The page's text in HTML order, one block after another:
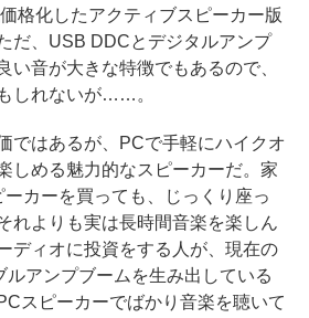
格化したアクティブスピーカー版
だ、USB DDCとデジタルアンプ
い音が大きな特徴でもあるので、
しれないが……。
ではあるが、PCで手軽にハイクオ
しめる魅力的なスピーカーだ。家
カーを買っても、じっくり座っ
れよりも実は長時間音楽を楽しん
ディオに投資をする人が、現在の
ルアンプブームを生み出している
スピーカーでばかり音楽を聴いて